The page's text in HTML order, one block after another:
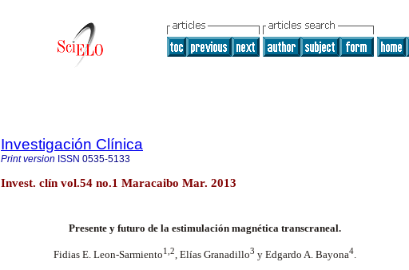
Investigación Clínica
Print version ISSN 0535-5133
Invest. clín vol.54 no.1 Maracaibo Mar. 2013
Presente y futuro de la estimulación magnética transcraneal.
Fidias E. Leon-Sarmiento1,2 , Elías Granadillo3 y Edgardo A. Bayona4.